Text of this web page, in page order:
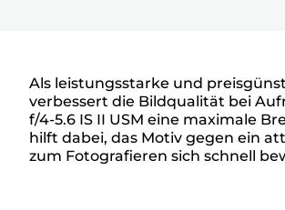
Als leistungsstarke und
verbessert die Bildqualität bei
f/4-5.6 IS II USM eine maximale
hilft dabei, das Motiv gegen ein
zum Fotografieren sich schnell